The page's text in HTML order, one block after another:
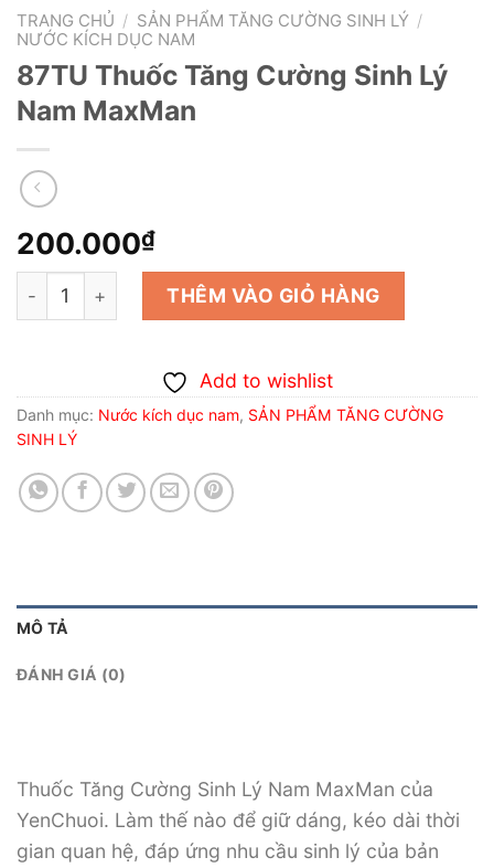
TRANG CHỦ / SẢN PHẨM TĂNG CƯỜNG SINH LÝ /
NƯỚC KÍCH DỤC NAM
87TU Thuốc Tăng Cường Sinh Lý
Nam MaxMan
200.000₫
87TU Thuốc Tăng Cường Sinh Lý Nam MaxMan số lượng
THÊM VÀO GIỎ HÀNG
Add to wishlist
Danh mục: Nước kích dục nam, SẢN PHẨM TĂNG CƯỜNG
SINH LÝ
MÔ TẢ
ĐÁNH GIÁ (0)
Thuốc Tăng Cường Sinh Lý Nam MaxMan của
YenChuoi. Làm thế nào để giữ dáng, kéo dài thời
gian quan hệ, đáp ứng nhu cầu sinh lý của bản